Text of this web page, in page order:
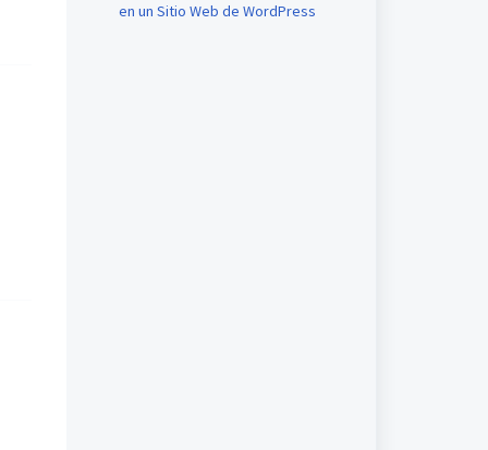
en un Sitio Web de WordPress